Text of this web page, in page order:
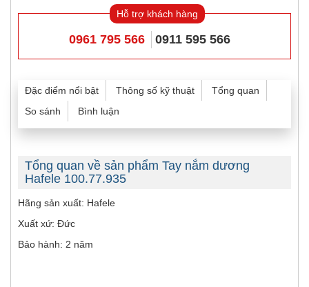
Hỗ trợ khách hàng
0961 795 566 0911 595 566
Đặc điểm nổi bật Thông số kỹ thuật
Tổng quan
So sánh
Bình luận
Tổng quan về sản phẩm Tay nắm dương
Hafele 100.77.935
Hãng sản xuất: Hafele
Xuất xứ: Đức
Bảo hành: 2 năm